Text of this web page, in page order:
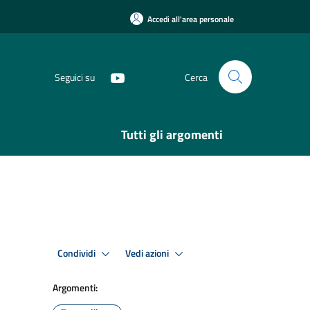
Accedi all'area personale
Seguici su Cerca
Tutti gli argomenti
Condividi Vedi azioni
Argomenti: